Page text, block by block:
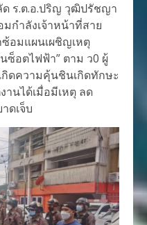
ด ร.ต.อ.ปริญ วุฒิปรัชญา
กำลังเจ้าหน้าที่สาย
อมแผนเผชิญเหตุ
ซ็อตไฟฟ้า” ตาม ว0 ผู้
ดความคุ้นชินเกิดทักษะ
น​ได้​เมื่อมีเหตุ ลด
ดเจ็บ